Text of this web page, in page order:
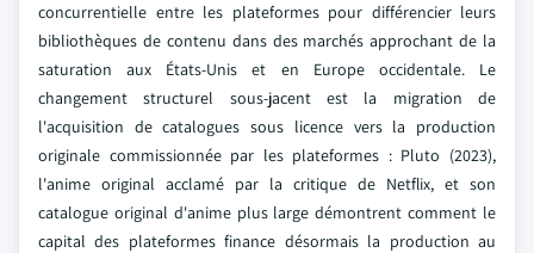
concurrentielle entre les plateformes pour différencier leurs
bibliothèques de contenu dans des marchés approchant de la
saturation aux États-Unis et en Europe occidentale. Le
changement structurel sous-jacent est la migration de
l'acquisition de catalogues sous licence vers la production
originale commissionnée par les plateformes : Pluto (2023),
l'anime original acclamé par la critique de Netflix, et son
catalogue original d'anime plus large démontrent comment le
capital des plateformes finance désormais la production au